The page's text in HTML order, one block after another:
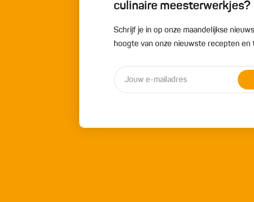
culinaire meesterwerkjes?
Schrijf je in op onze maandelijkse
hoogte van onze nieuwste recepten en